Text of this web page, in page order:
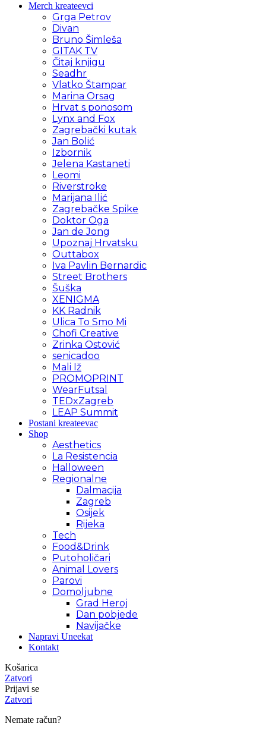
Merch kreateevci
Grga Petrov
Divan
Bruno Šimleša
GITAK TV
Čitaj knjigu
Seadhr
Vlatko Štampar
Marina Orsag
Hrvat s ponosom
Lynx and Fox
Zagrebački kutak
Jan Bolić
Izbornik
Jelena Kastaneti
Leomi
Riverstroke
Marijana Ilić
Zagrebačke Spike
Doktor Oga
Jan de Jong
Upoznaj Hrvatsku
Outtabox
Iva Pavlin Bernardic
Street Brothers
Šuška
XENIGMA
KK Radnik
Ulica To Smo Mi
Chofi Creative
Zrinka Ostović
senicadoo
Mali Iž
PROMOPRINT
WearFutsal
TEDxZagreb
LEAP Summit
Postani kreateevac
Shop
Aesthetics
La Resistencia
Halloween
Regionalne
Dalmacija
Zagreb
Osijek
Rijeka
Tech
Food&Drink
Putoholičari
Animal Lovers
Parovi
Domoljubne
Grad Heroj
Dan pobjede
Navijačke
Napravi Uneekat
Kontakt
Košarica
Zatvori
Prijavi se
Zatvori
Nemate račun?